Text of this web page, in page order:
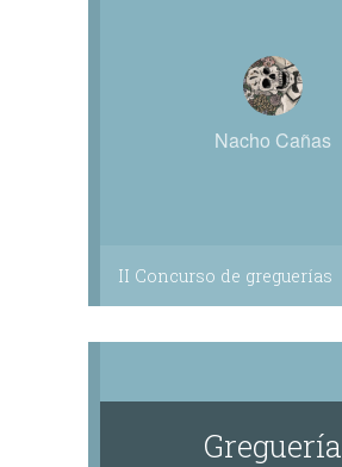
Nacho Cañas
II Concurso de greguerías
Greguería